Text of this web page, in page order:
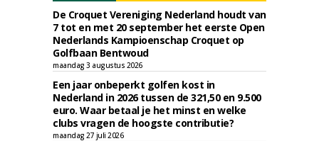
De Croquet Vereniging Nederland houdt van
7 tot en met 20 september het eerste Open
Nederlands Kampioenschap Croquet op
Golfbaan Bentwoud
maandag 3 augustus 2026
Een jaar onbeperkt golfen kost in
Nederland in 2026 tussen de 321,50 en 9.500
euro. Waar betaal je het minst en welke
clubs vragen de hoogste contributie?
maandag 27 juli 2026